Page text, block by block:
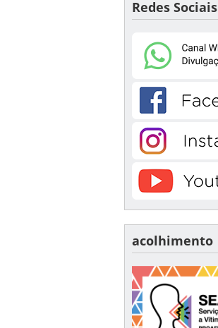
Redes Sociais
acolhimento